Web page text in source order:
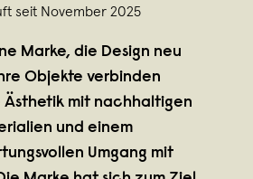
seit November 2025
Marke, die Design neu
Objekte verbinden
mit nachhaltigen
und einem
Umgang mit